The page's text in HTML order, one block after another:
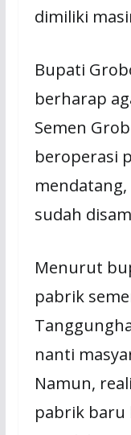
dimiliki
Bupati
berharap
Semen
beroperasi
sudah
Menurut
pabrik
nanti
Namun,
pabrik baru